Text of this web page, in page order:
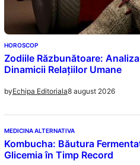
HOROSCOP
Zodiile Răzbunătoare:
Dinamicii Relațiilor Umane
byEchipa Editoriala8 august 2026
MEDICINA ALTERNATIVA
Kombucha: Băutura
Glicemia în Timp Record